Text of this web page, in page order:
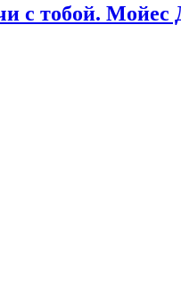
с тобой. Мойес